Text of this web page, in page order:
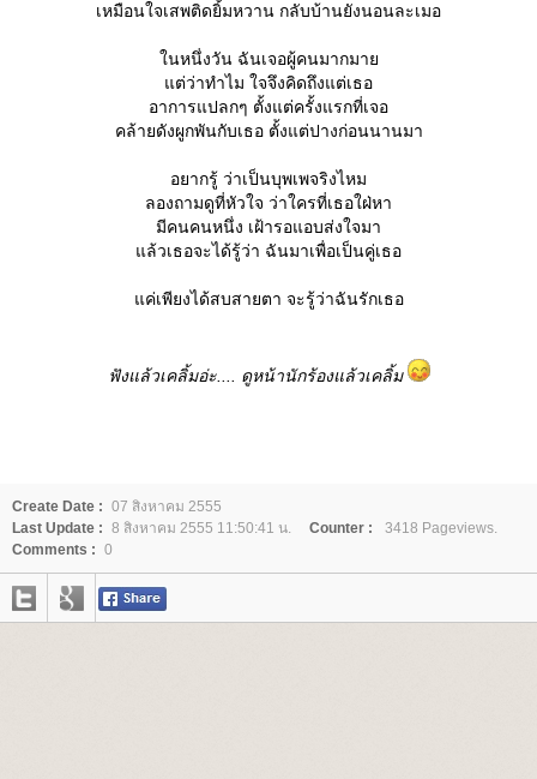
เหมือนใจเสพติดยิ้มหวาน กลับบ้านยังนอนละเมอ
นหนึ่งวัน ฉันเจอผู้คนมากมา
ต่ว่าทำไม ใจจึงคิดถึงแต่เธอ
อาการแปลกๆ ตั้งแต่ครั้งแรกที่เจอ
คล้ายดังผูกพันกับเธอ ตั้งแต่ปางก่อนนานมา
อยากรู้ ว่าเป็นบุพเพจริงไหม
ลองถามดูที่หัวใจ ว่าใครที่เธอใฝ่หา
มีคนคนหนึ่ง เฝ้ารอแอบส่งใจมา
ล้วเธอจะได้รู้ว่า ฉันมาเพื่อเป็นคู่เธอ
ค่เพียงได้สบสายตา จะรู้ว่าฉันรักเธอ
ฟังแล้วเคลิ้มอ่ะ.... ดูหน้านักร้องแล้วเคลิ้ม
Create Date : 07 สิงหาคม 2555
Last Update : 8 สิงหาคม 2555 11:50:41 น. Counter :
3418 Pageviews.
Comments : 0